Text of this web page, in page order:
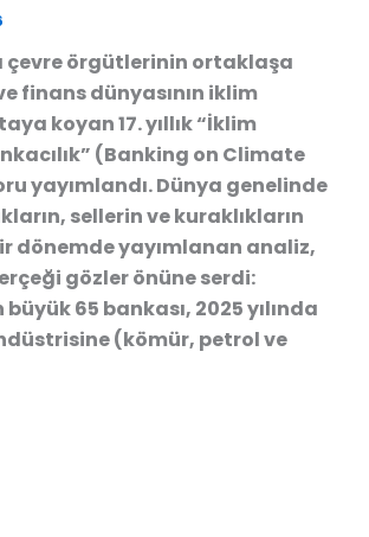
çevre örgütlerinin ortaklaşa
finans dünyasının iklim
koyan 17. yıllık “İklim
(Banking on Climate
yayımlandı. Dünya genelinde
sellerin ve kuraklıkların
dönemde yayımlanan analiz,
gözler önüne serdi:
büyük 65 bankası, 2025 yılında
(kömür, petrol ve